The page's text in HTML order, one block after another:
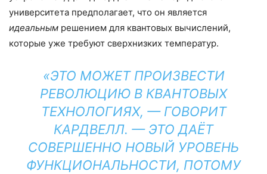
университета предполагает, что он является
идеальным решением для квантовых вычислений,
которые уже требуют сверхнизких температур.
«ЭТО МОЖЕТ ПРОИЗВЕСТИ
РЕВОЛЮЦИЮ В КВАНТОВЫХ
ТЕХНОЛОГИЯХ, — ГОВОРИТ
КАРДВЕЛЛ. — ЭТО ДАЁТ
СОВЕРШЕННО НОВЫЙ УРОВЕНЬ
ФУНКЦИОНАЛЬНОСТИ, ПОТОМУ